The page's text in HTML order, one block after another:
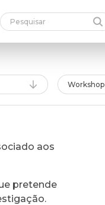
Workshop
aos
pretende